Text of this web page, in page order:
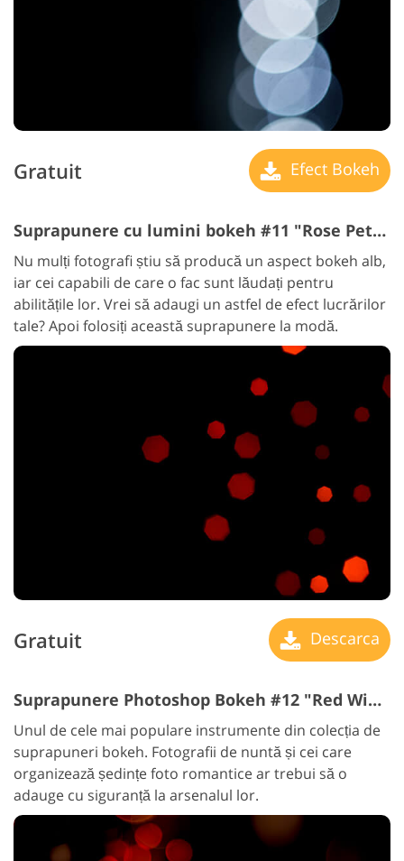
Gratuit Efect Bokeh
Suprapunere cu lumini bokeh #11 "Rose Petals"
Nu mulți fotografi știu să producă un aspect bokeh alb,
iar cei capabili de care o fac sunt lăudați pentru
abilitățile lor. Vrei să adaugi un astfel de efect lucrărilor
tale? Apoi folosiți această suprapunere la modă.
Gratuit Descarca
Suprapunere Photoshop Bokeh #12 "Red Wine"
Unul de cele mai populare instrumente din colecția de
suprapuneri bokeh. Fotografii de nuntă și cei care
organizează ședințe foto romantice ar trebui să o
adauge cu siguranță la arsenalul lor.